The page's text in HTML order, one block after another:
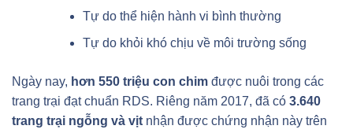
Tự do thể hiện hành vi bình thường
Tự do khỏi khó chịu về môi trường sống
Ngày nay, hơn 550 triệu con chim được nuôi trong các
trang trại đạt chuẩn RDS. Riêng năm 2017, đã có 3.640
trang trại ngỗng và vịt nhận được chứng nhận này trên